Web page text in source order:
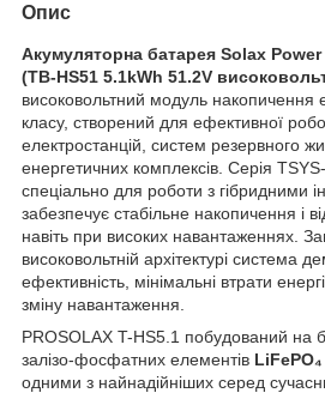
Опис
Акумуляторна батарея Solax Power
(TB-HS51 5.1kWh 51.2V
високовольтний модуль накопичення
класу, створений для ефективної
електростанцій, систем резервного
енергетичних комплексів. Серія
спеціально для роботи з гібридними
забезпечує стабільне накопичення і
навіть при високих навантаженнях.
високовольтній архітектурі система
ефективність, мінімальні втрати
зміну навантаження.
PROSOLAX T-HS5.1 побудований на
залізо-фосфатних елементів
одними з найнадійніших серед